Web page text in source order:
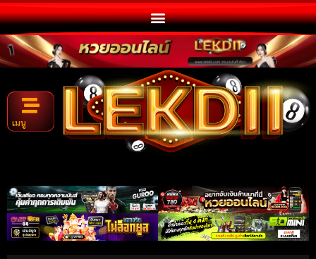
เมนู